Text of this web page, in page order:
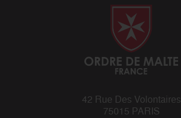
42 Rue Des Volontaires
75015 PARIS